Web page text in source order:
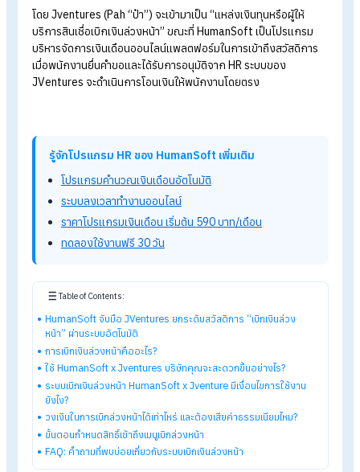
ยกระดับสวัสดิการ “เบิกเงิน
ล่วงหน้า” ผ่านระบบอัตโนมัติ
JVentures(Pah “ป๋า”) เพื่อยกระดับการเบิกเงินที่ไร้รอยต่อ
โดย Jventures
(Pah “ป๋า”) จะเข้ามาเป็น “แหล่งเงินทุนหรือผู้ให้
บริการสินเชื่อเบิกเงินล่วงหน้า” ขณะที่ HumanSoft
บริหารจัดการเงินเดือนออนไลน์แพลตฟอร์มในการเข้าถึงสวัสดิกา
JVentures จะดำเนินการโอนเงินให้พนักงานโดยตรง
รู้จักโปรแกรม HR ของ HumanSoft เพิ่มเติม
ระบบลงเวลาทำงานออนไลน์
ราคาโปรแกรมเงินเดือน เริ่มต้น 590 บาท/เดือน